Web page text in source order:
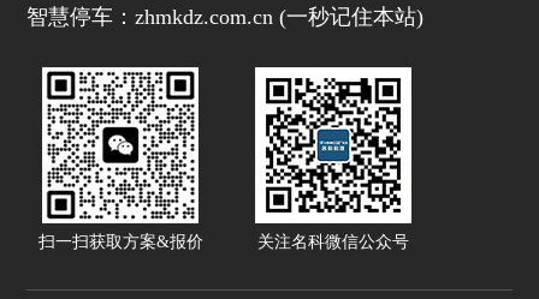
智慧停车：zhmkdz.com.cn (一秒记住本站)
扫一扫获取方案&报价 关注名科微信公众号